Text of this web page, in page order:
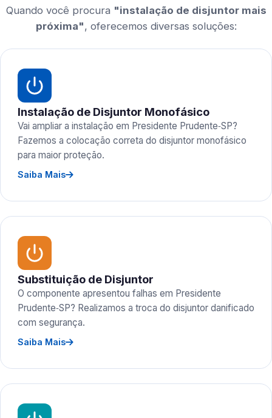
Quando você procura "instalação de disjuntor mais
próxima", oferecemos diversas soluções:
Instalação de Disjuntor Monofásico
Vai ampliar a instalação em Presidente Prudente‑SP?
Fazemos a colocação correta do disjuntor monofásico
para maior proteção.
Saiba Mais
Substituição de Disjuntor
O componente apresentou falhas em Presidente
Prudente‑SP? Realizamos a troca do disjuntor danificado
com segurança.
Saiba Mais